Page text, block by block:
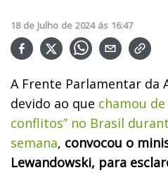
18 de Julho de 2024 ás 16:47
A Frente Parlamentar da
devido ao que chamou de
conflitos” no Brasil
semana, convocou o
Lewandowski, para